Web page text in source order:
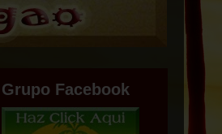
Grupo Facebook